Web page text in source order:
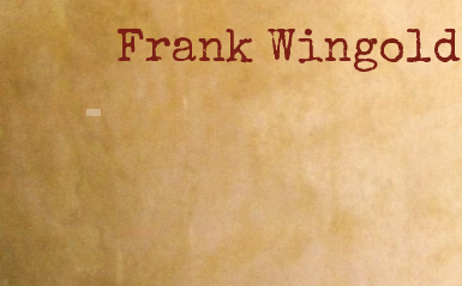
Frank Wingold